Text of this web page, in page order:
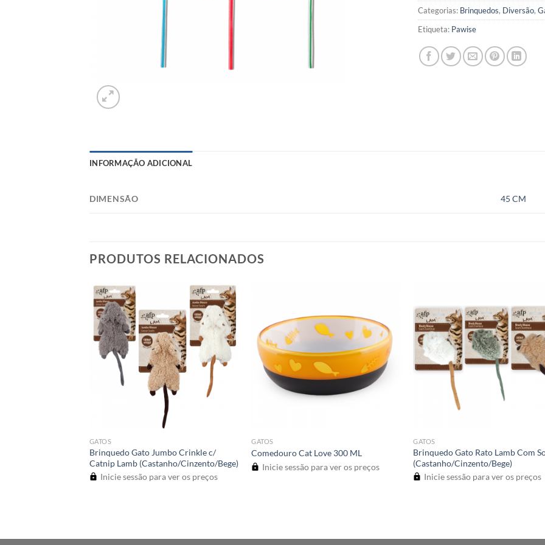
Categorias: Brinquedos, Diversão,
Etiqueta: Pawise
INFORMAÇÃO ADICIONAL
DIMENSÃO 45 CM
PRODUTOS RELACIONADOS
GATOS
Brinquedo Gato Jumbo Crinkle c/
Catnip Lamb (Castanho/Cinzento/Bege)
Inicie sessão para ver os preços
GATOS
Comedouro Cat Love 300 ML
Inicie sessão para ver os preços
GATOS
Brinquedo Gato Rato Lamb Com
(Castanho/Cinzento/Bege)
Inicie sessão para ver os preços